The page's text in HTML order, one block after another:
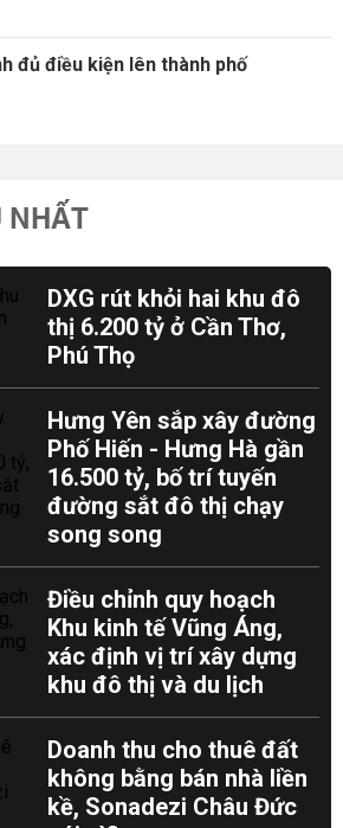
đủ điều kiện lên thành phố
DXG rút khỏi hai khu đô
thị 6.200 tỷ ở Cần Thơ,
Phú Thọ
Hưng Yên sắp xây đường
Phố Hiến - Hưng Hà gần
16.500 tỷ, bố trí tuyến
đường sắt đô thị chạy
song song
Điều chỉnh quy hoạch
Khu kinh tế Vũng Áng,
xác định vị trí xây dựng
khu đô thị và du lịch
Doanh thu cho thuê đất
không bằng bán nhà liền
kề, Sonadezi Châu Đức